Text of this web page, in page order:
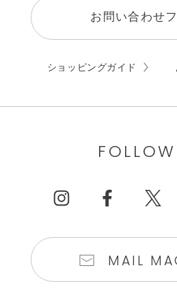
お問い合わせ
ショッピングガイド
MAIL